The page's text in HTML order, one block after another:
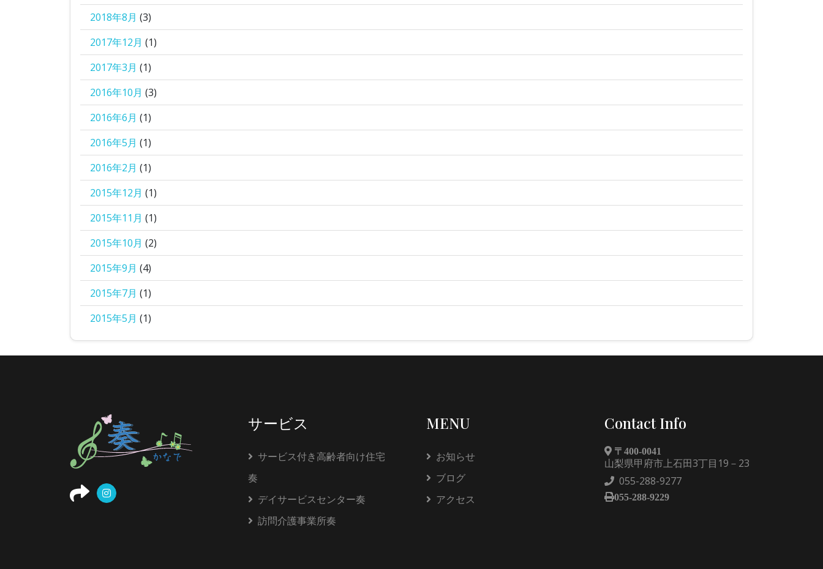
2018年8月 (3)
2017年12月 (1)
2017年3月 (1)
2016年10月 (3)
2016年6月 (1)
2016年5月 (1)
2016年2月 (1)
2015年12月 (1)
2015年11月 (1)
2015年10月 (2)
2015年9月 (4)
2015年7月 (1)
2015年5月 (1)
サービス
サービス付き高齢者向け住宅
奏
デイサービスセンター奏
訪問介護事業所奏
MENU
お知らせ
ブログ
アクセス
Contact Info
〒400-0041
山梨県甲府市上石田3丁目19－23
055-288-9277
055-288-9229